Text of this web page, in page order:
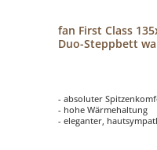
fan First Class
Duo-Steppbett
- absoluter
- hohe Wärmehaltung
- eleganter,